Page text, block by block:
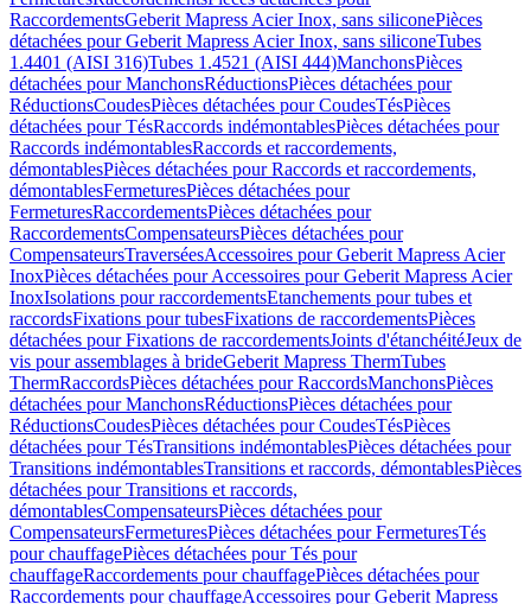
RaccordementsGeberit Mapress Acier Inox, sans siliconePièces
détachées pour Geberit Mapress Acier Inox, sans siliconeTubes
1.4401 (AISI 316)Tubes 1.4521 (AISI 444)ManchonsPièces
détachées pour ManchonsRéductionsPièces détachées pour
RéductionsCoudesPièces détachées pour CoudesTésPièces
détachées pour TésRaccords indémontablesPièces détachées pour
Raccords indémontablesRaccords et raccordements,
démontablesPièces détachées pour Raccords et raccordements,
démontablesFermeturesPièces détachées pour
FermeturesRaccordementsPièces détachées pour
RaccordementsCompensateursPièces détachées pour
CompensateursTraverséesAccessoires pour Geberit Mapress Acier
InoxPièces détachées pour Accessoires pour Geberit Mapress Acier
InoxIsolations pour raccordementsEtanchements pour tubes et
raccordsFixations pour tubesFixations de raccordementsPièces
détachées pour Fixations de raccordementsJoints d'étanchéitéJeux de
vis pour assemblages à brideGeberit Mapress ThermTubes
ThermRaccordsPièces détachées pour RaccordsManchonsPièces
détachées pour ManchonsRéductionsPièces détachées pour
RéductionsCoudesPièces détachées pour CoudesTésPièces
détachées pour TésTransitions indémontablesPièces détachées pour
Transitions indémontablesTransitions et raccords, démontablesPièces
détachées pour Transitions et raccords,
démontablesCompensateursPièces détachées pour
CompensateursFermeturesPièces détachées pour FermeturesTés
pour chauffagePièces détachées pour Tés pour
chauffageRaccordements pour chauffagePièces détachées pour
Raccordements pour chauffageAccessoires pour Geberit Mapress